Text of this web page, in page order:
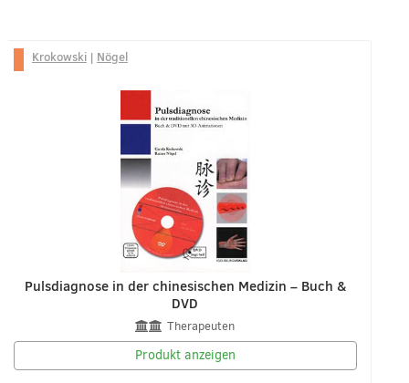
Krokowski| Nögel
Pulsdiagnose in der chinesischen Medizin – Buch &
DVD
Therapeuten
Produkt anzeigen